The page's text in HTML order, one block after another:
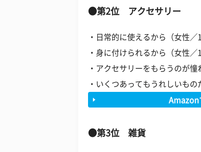
●第2位 アクセサリー
・日常的に使えるから（女性／
・身に付けられるから（女性／
・アクセサリーをもらうのが
・いくつあってもうれしいも
Amazon
●第3位 雑貨